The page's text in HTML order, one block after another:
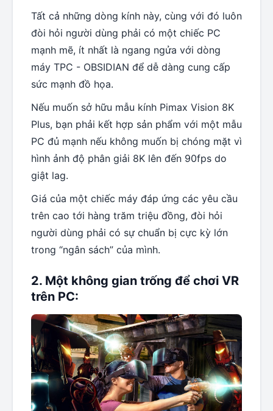
Tất cả những dòng kính này, cùng với đó luôn
đòi hỏi người dùng phải có một chiếc PC
mạnh mẽ, ít nhất là ngang ngửa với dòng
máy TPC - OBSIDIAN để dễ dàng cung cấp
sức mạnh đồ họa.
Nếu muốn sở hữu mẫu kính Pimax Vision 8K
Plus, bạn phải kết hợp sản phẩm với một mẫu
PC đủ mạnh nếu không muốn bị chóng mặt vì
hình ảnh độ phân giải 8K lên đến 90fps do
giật lag.
Giá của một chiếc máy đáp ứng các yêu cầu
trên cao tới hàng trăm triệu đồng, đòi hỏi
người dùng phải có sự chuẩn bị cực kỳ lớn
trong “ngân sách” của mình.
2. Một không gian trống để chơi VR
trên PC: